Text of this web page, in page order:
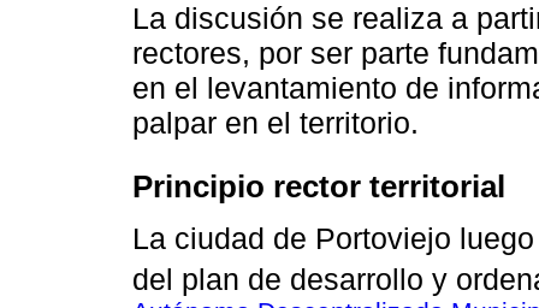
La discusión se realiza a
rectores, por ser parte
en el levantamiento de
palpar en el territorio.
Principio rector territorial
La ciudad de Portoviejo
del plan de desarrollo y